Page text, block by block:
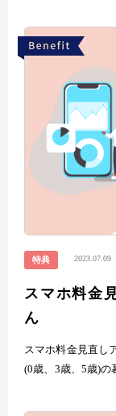
特典 2023.07.09
スマホ料金
ん
スマホ料金見直し
(0歳、3歳、5歳)の